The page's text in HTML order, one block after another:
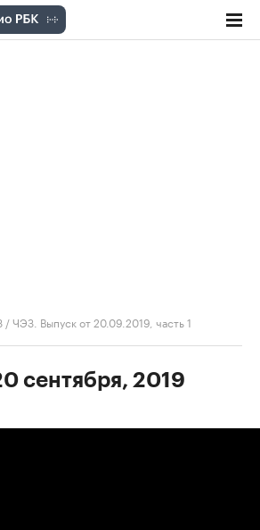
/ЧЭЗ. Выпуск от 20.09.2019, часть 1
сентября, 2019